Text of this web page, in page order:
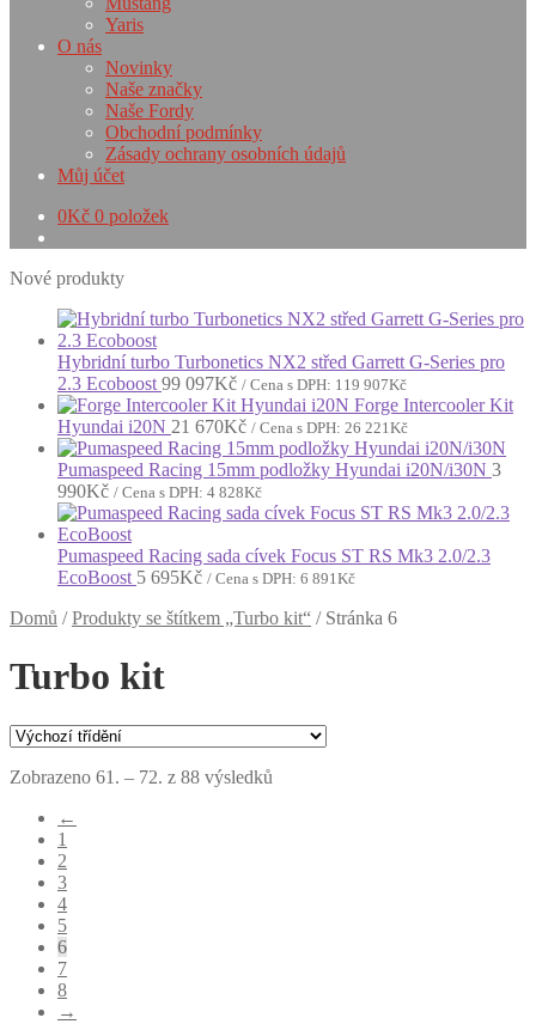
Yaris
O nás
Novinky
Naše značky
Naše Fordy
Obchodní podmínky
Zásady ochrany osobních údajů
Můj účet
0Kč 0 položek
Nové produkty
Hybridní turbo Turbonetics NX2 střed Garrett G-Series pro
2.3 Ecoboost 99 097Kč / Cena s DPH: 119 907Kč
Forge Intercooler Kit
Hyundai i20N 21 670Kč / Cena s DPH: 26 221Kč
Pumaspeed Racing 15mm podložky Hyundai i20N/i30N 3
990Kč / Cena s DPH: 4 828Kč
Pumaspeed Racing sada cívek Focus ST RS Mk3 2.0/2.3
EcoBoost 5 695Kč / Cena s DPH: 6 891Kč
Domů /Produkty se štítkem „Turbo kit“ / Stránka 6
Turbo kit
Zobrazeno 61. – 72. z 88 výsledků
←
1
2
3
4
5
6
7
8
→